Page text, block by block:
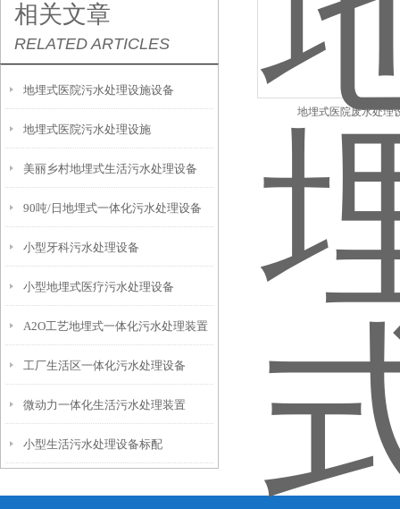
相关文章
RELATED ARTICLES
地埋式医院污水处理设施设备
地埋式医院污水处理设施
美丽乡村地埋式生活污水处理设备
90吨/日地埋式一体化污水处理设备
小型牙科污水处理设备
小型地埋式医疗污水处理设备
A2O工艺地埋式一体化污水处理装置
工厂生活区一体化污水处理设备
微动力一体化生活污水处理装置
小型生活污水处理设备标配
地埋式医院废水处理